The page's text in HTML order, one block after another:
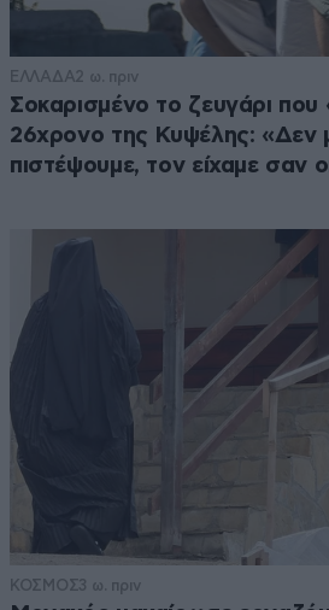
ΕΛΛΑΔΑ2 ω. πριν
Σοκαρισμένο το ζευγάρι που
26χρονο της Κυψέλης: «Δεν
πιστέψουμε, τον είχαμε σαν
ΚΟΣΜΟΣ3 ω. πριν